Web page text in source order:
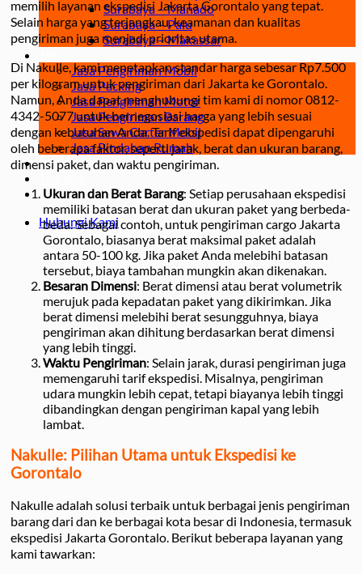
Surabaya – Manado
Surabaya – Palu
Surabaya – Makassar
Jasa Pengiriman Mobil
Jasa Packing
Jasa Pengiriman Motor
Jasa Pengiriman Barang
Jasa Sewa Carter Mobil
Jasa Pindahan Rumah
Blog
Syarat Ketentuan
Hubungi Kami
memilih layanan ekspedisi Jakarta Gorontalo yang tepat.
Selain harga yang terjangkau, keamanan dan kualitas
pengiriman juga menjadi prioritas utama.
Di Nakulle, kami menetapkan standar harga sebesar Rp7.500
per kilogram untuk pengiriman dari Jakarta ke Gorontalo.
Namun, Anda dapat menghubungi tim kami di nomor 0812-
4342-5077 untuk bernegosiasi harga yang lebih sesuai
dengan kebutuhan Anda. Tarif ekspedisi dapat dipengaruhi
oleh beberapa faktor, seperti jarak, berat dan ukuran barang,
dimensi paket, dan waktu pengiriman.
Ukuran dan Berat Barang: Setiap perusahaan ekspedisi
memiliki batasan berat dan ukuran paket yang berbeda-
beda. Sebagai contoh, untuk pengiriman cargo Jakarta
Gorontalo, biasanya berat maksimal paket adalah
antara 50-100 kg. Jika paket Anda melebihi batasan
tersebut, biaya tambahan mungkin akan dikenakan.
Besaran Dimensi: Berat dimensi atau berat volumetrik
merujuk pada kepadatan paket yang dikirimkan. Jika
berat dimensi melebihi berat sesungguhnya, biaya
pengiriman akan dihitung berdasarkan berat dimensi
yang lebih tinggi.
Waktu Pengiriman: Selain jarak, durasi pengiriman juga
memengaruhi tarif ekspedisi. Misalnya, pengiriman
udara mungkin lebih cepat, tetapi biayanya lebih tinggi
dibandingkan dengan pengiriman kapal yang lebih
lambat.
Nakulle: Pilihan Utama untuk Ekspedisi ke
Gorontalo
Nakulle adalah solusi terbaik untuk berbagai jenis pengiriman
barang dari dan ke berbagai kota besar di Indonesia, termasuk
ekspedisi Jakarta Gorontalo. Berikut beberapa layanan yang
kami tawarkan: